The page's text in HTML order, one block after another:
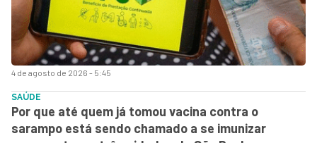
4 de agosto de 2026 - 5:45
SAÚDE
Por que até quem já tomou vacina contra o
sarampo está sendo chamado a se imunizar